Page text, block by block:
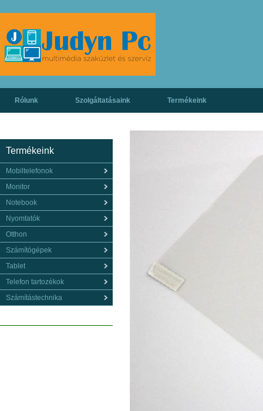
Rólunk Szolgáltatásaink Termékeink
Termékeink
Mobiltelefonok
Monitor
Notebook
Nyomtatók
Otthon
Számítógépek
Tablet
Telefon tartozékok
Számítástechnika